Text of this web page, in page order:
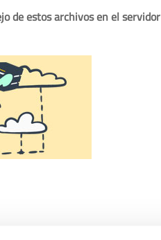
de estos archivos en el servidor